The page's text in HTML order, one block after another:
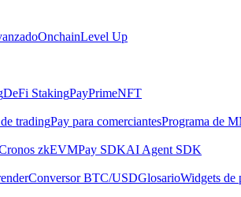
OnchainLevel Up
DeFi StakingPayPrimeNFT
tradingPay para comerciantesPrograma de
zkEVMPay SDKAI Agent SDK
Conversor BTC/USDGlosarioWidgets de